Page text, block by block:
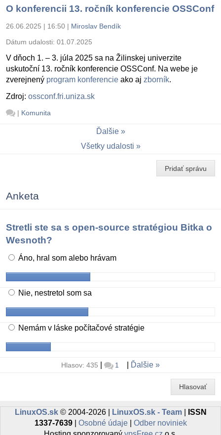
O konferencii 13. ročník konferencie OSSConf
26.06.2025 | 16:50 | Miroslav Bendík
Dátum udalosti: 01.07.2025
V dňoch 1. – 3. júla 2025 sa na Žilinskej univerzite
uskutoční 13. ročník konferencie OSSConf. Na webe je
zverejnený program konferencie ako aj zborník.
Zdroj: ossconf.fri.uniza.sk
| Komunita
Ďalšie
Všetky udalosti
Pridať správu
Anketa
Stretli ste sa s open-source stratégiou Bitka o
Wesnoth?
Áno, hral som alebo hrávam
Nie, nestretol som sa
Nemám v láske počítačové stratégie
Hlasov: 435 1 Ďalšie
Hlasovať
LinuxOS.sk© 2004-2026 | LinuxOS.sk - Team|
ISSN
1337-7639| Osobné údaje| Odber noviniek